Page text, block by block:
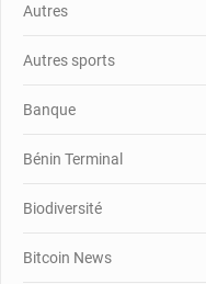
Autres
Autres sports
Banque
Bénin Terminal
Biodiversité
Bitcoin News